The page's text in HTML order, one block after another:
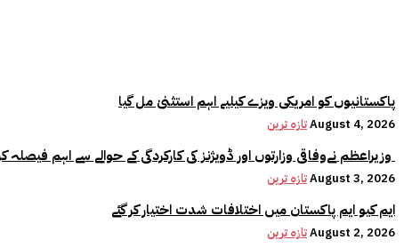
پاکستانیوں کو امریکی ویزے کیلیے اہم استثنیٰ مل گیا
تازہ ترینAugust 4, 2026
تازہ ترینAugust 3, 2026
ایم کیو ایم پاکستان میں اختلافات شدت اختیار کر گئے
تازہ ترینAugust 2, 2026